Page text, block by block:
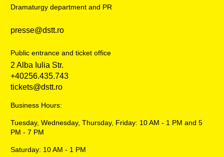
Dramaturgy department and PR
presse@dstt.ro
Public entrance and ticket office
2 Alba Iulia Str.
+40256.435.743
tickets@dstt.ro
Business Hours:
Tuesday, Wednesday, Thursday, Friday: 10 AM - 1 PM and 5
PM - 7 PM
Saturday: 10 AM - 1 PM